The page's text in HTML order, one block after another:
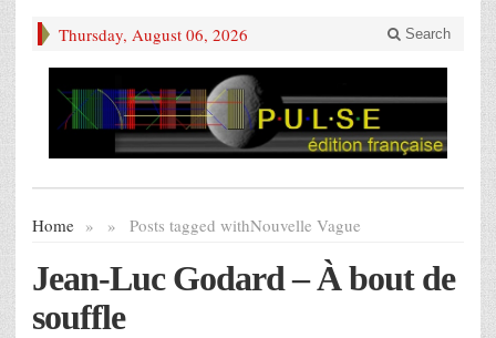
Thursday, August 06, 2026 Search
Home » Posts tagged with
» Nouvelle Vague
Jean-Luc Godard – À bout de
souffle